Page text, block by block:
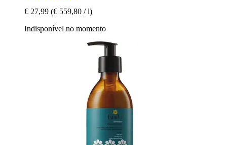
€ 27,99 (€ 559,80 / l)
Indisponível no momento